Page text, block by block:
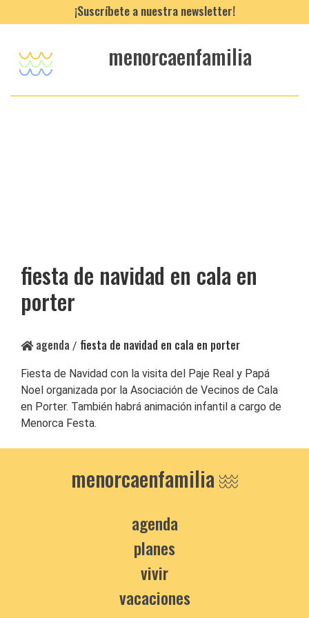
¡Suscríbete a nuestra newsletter!
menorcaenfamilia
fiesta de navidad en cala en
porter
agenda / fiesta de navidad en cala en porter
Fiesta de Navidad con la visita del Paje Real y Papá
Noel organizada por la Asociación de Vecinos de Cala
en Porter. También habrá animación infantil a cargo de
Menorca Festa.
menorcaenfamilia
agenda
planes
vivir
vacaciones